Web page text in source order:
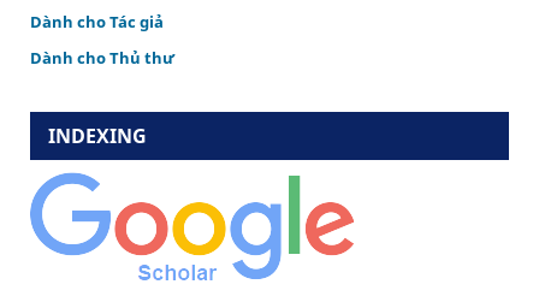
Dành cho Tác giả
Dành cho Thủ thư
INDEXING